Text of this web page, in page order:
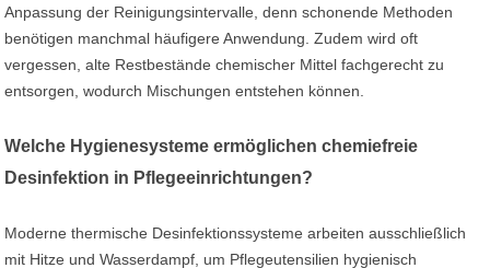
Anpassung der Reinigungsintervalle, denn schonende Methoden
benötigen manchmal häufigere Anwendung. Zudem wird oft
vergessen, alte Restbestände chemischer Mittel fachgerecht zu
entsorgen, wodurch Mischungen entstehen können.
Welche Hygienesysteme ermöglichen chemiefreie
Desinfektion in Pflegeeinrichtungen?
Moderne thermische Desinfektionssysteme arbeiten ausschließlich
mit Hitze und Wasserdampf, um Pflegeutensilien hygienisch